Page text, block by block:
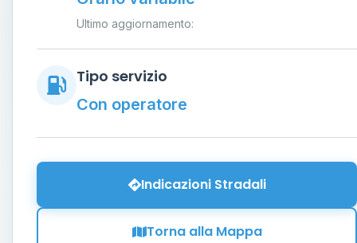
Ultimo aggiornamento:
Tipo servizio
Con operatore
Indicazioni Stradali
Torna alla Mappa